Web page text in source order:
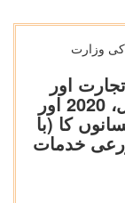
کی وزارت
اور
کاروبار(فروغ اور سہل آمیزی)بل، 2020 اور
کا (با
خدمات